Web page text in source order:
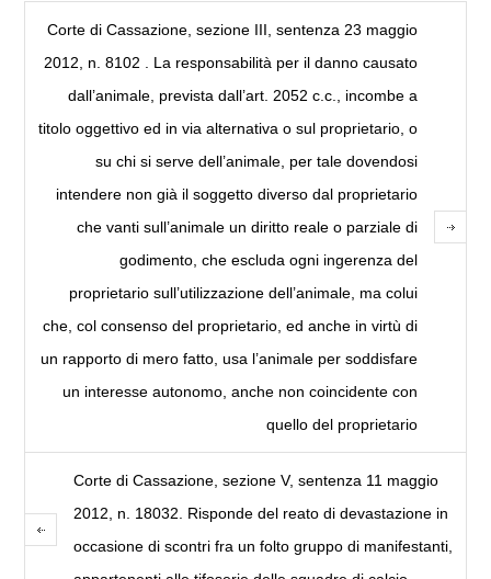
Corte di Cassazione, sezione III, sentenza 23 maggio
2012, n. 8102 . La responsabilità per il danno causato
dall’animale, prevista dall’art. 2052 c.c., incombe a
titolo oggettivo ed in via alternativa o sul proprietario, o
su chi si serve dell’animale, per tale dovendosi
intendere non già il soggetto diverso dal proprietario
che vanti sull’animale un diritto reale o parziale di
godimento, che escluda ogni ingerenza del
proprietario sull’utilizzazione dell’animale, ma colui
che, col consenso del proprietario, ed anche in virtù di
un rapporto di mero fatto, usa l’animale per soddisfare
un interesse autonomo, anche non coincidente con
quello del proprietario
Corte di Cassazione, sezione V, sentenza 11 maggio
2012, n. 18032. Risponde del reato di devastazione in
occasione di scontri fra un folto gruppo di manifestanti,